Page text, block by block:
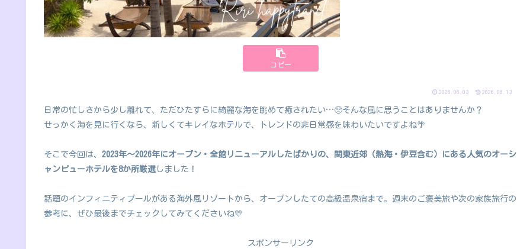
コピー
2026.06.03 2026.06.13
日常の忙しさから少し離れて、ただひたすらに綺麗な海を眺めて癒されたい…🥺そんな風に思うことはありませんか？
せっかく海を見に行くなら、新しくてキレイなホテルで、トレンドの非日常感を味わいたいですよね🌴
そこで今回は、 2023年〜2026年にオープン・全館リニューアルしたばかりの、関東近郊（熱海・伊豆含む）にある人気のオーシ
ャンビューホテルを8か所厳選 しました！
話題のインフィニティプールがある海外風リゾートから、オープンしたての高級温泉宿まで。週末のご褒美旅や次の家族旅行の
参考に、ぜひ最後までチェックしてみてくださいね💛
スポンサーリンク